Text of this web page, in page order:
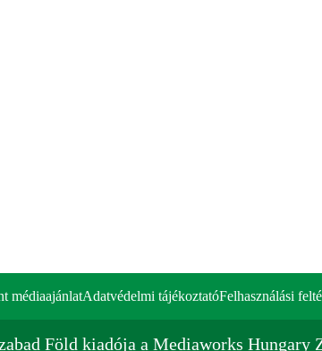
médiaajánlatAdatvédelmi tájékoztatóFelhasználási
Föld kiadója a Mediaworks